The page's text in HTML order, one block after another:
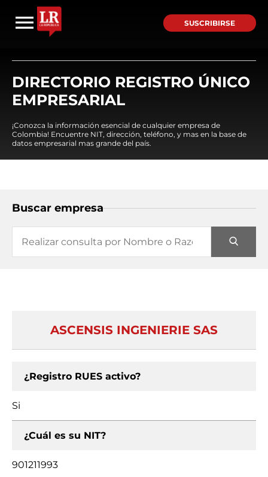
SUSCRIBIRSE
DIRECTORIO REGISTRO ÚNICO
EMPRESARIAL
¡Conozca la información esencial de cualquier empresa de
Colombia! Encuentre NIT, dirección, teléfono, y mas en la base de
datos empresarial mas grande del país.
Buscar empresa
ASCENSIS INGENIERIE SAS
¿Registro RUES activo?
Si
¿Cuál es su NIT?
901211993